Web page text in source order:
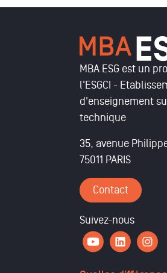
MBA ESG est un
l'ESGCI -
d'enseignement
technique
35, avenue
75011 PARIS
Contact
Suivez-nous